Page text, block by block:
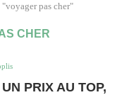
pas cher"
CHER
PRIX AU TOP,